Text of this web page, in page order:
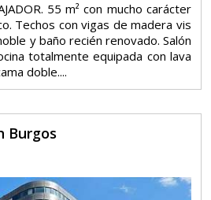
55 m² con mucho carácter
Techos con vigas de madera vis
y baño recién renovado. Salón
totalmente equipada con lava
doble....
Burgos